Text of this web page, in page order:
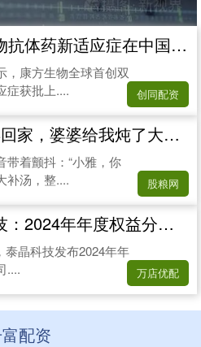
在中国获批 美国合作方股价为何暴跌
，康方生物全球首创双
症获批上....
创同配资
了大补汤，8岁侄女却哭着打翻我的碗
带着颤抖：“小雅，你
补汤，整....
股粮网
年年度权益分派实施公告
晶科技发布2024年年
....
万店优配
配资